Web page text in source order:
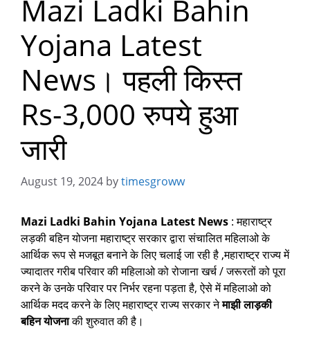
Mazi Ladki Bahin
Yojana Latest
News। पहली किस्त
Rs-3,000 रुपये हुआ
जारी
August 19, 2024 bytimesgroww
Mazi Ladki Bahin Yojana Latest News : महाराष्ट्र
लड़की बहिन योजना महाराष्ट्र सरकार द्वारा संचालित महिलाओ के
आर्थिक रूप से मजबूत बनाने के लिए चलाई जा रही है ,महाराष्ट्र राज्य में
ज्यादातर गरीब परिवार की महिलाओ को रोजाना खर्च / जरूरतों को पूरा
करने के उनके परिवार पर निर्भर रहना पड़ता है, ऐसे में महिलाओ को
आर्थिक मदद करने के लिए महाराष्ट्र राज्य सरकार नेमाझी लाड़की
बहिन योजनाकी शुरुवात की है।